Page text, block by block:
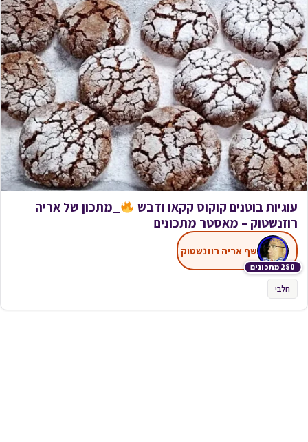
עוגיות בוטנים קוקוס קקאו ודבש
_מתכון של אריה
רוזנשטוק – מאסטר מתכונים
280 מתכונים
שף אריה רוזנשטוק
חלבי